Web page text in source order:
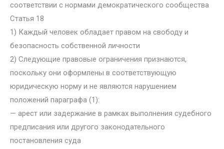
соответствии с нормами демократического сообщества
Статья 18
1) Каждый человек обладает правом на свободу и
безопасность собственной личности
2) Следующие правовые ограничения признаются,
поскольку они оформлены в соответствующую
юридическую норму и не являются нарушением
положений параграфа (1):
— арест или задержание в рамках выполнения судебного
предписания или другого законодательного
постановления суда